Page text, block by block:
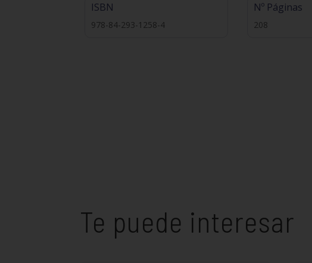
ISBN
978-84-293-1258-4
Nº Páginas
208
Te puede interesar